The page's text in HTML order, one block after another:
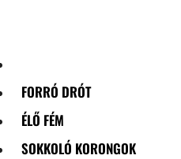
FORRÓ DRÓT
ÉLŐ FÉM
SOKKOLÓ KORONGOK